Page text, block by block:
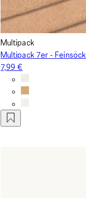
Multipack
Multipack 7er -
7,99 €